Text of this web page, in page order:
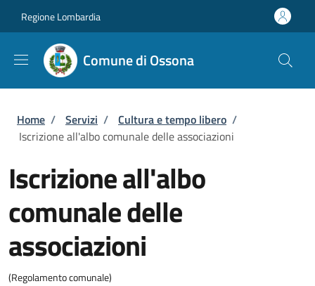
Regione Lombardia
Comune di Ossona
Briciole di pane
Home / Servizi / Cultura e tempo libero /
Iscrizione all'albo comunale delle associazioni
Iscrizione all'albo
comunale delle
associazioni
(Regolamento comunale)